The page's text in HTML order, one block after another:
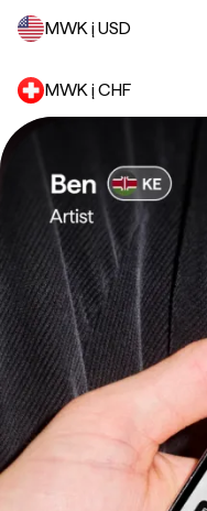
MWK į USD
MWK į CHF